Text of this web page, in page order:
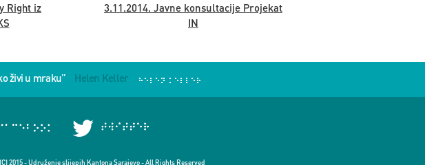
Right iz
3.11.2014. Javne konsultacije Projekat
IN
živi u mraku” Helen Keller
2015 - Udruženje slijepih Kantona Sarajevo - All Rights Reserved